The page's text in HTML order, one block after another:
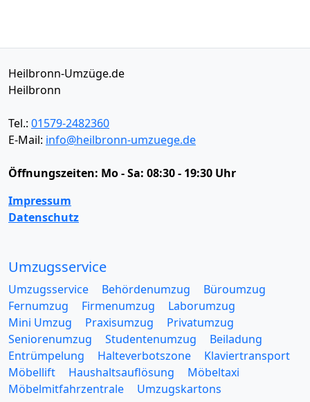
Heilbronn-Umzüge.de
Heilbronn
Tel.: 01579-2482360
E-Mail: info@heilbronn-umzuege.de
Öffnungszeiten: Mo - Sa: 08:30 - 19:30 Uhr
Impressum
Datenschutz
Umzugsservice
Umzugsservice Behördenumzug
Büroumzug
Fernumzug
Firmenumzug
Laborumzug
Mini Umzug
Praxisumzug
Privatumzug
Seniorenumzug
Studentenumzug
Beiladung
Entrümpelung
Halteverbotszone
Klaviertransport
Möbellift
Haushaltsauflösung
Möbeltaxi
Möbelmitfahrzentrale
Umzugskartons